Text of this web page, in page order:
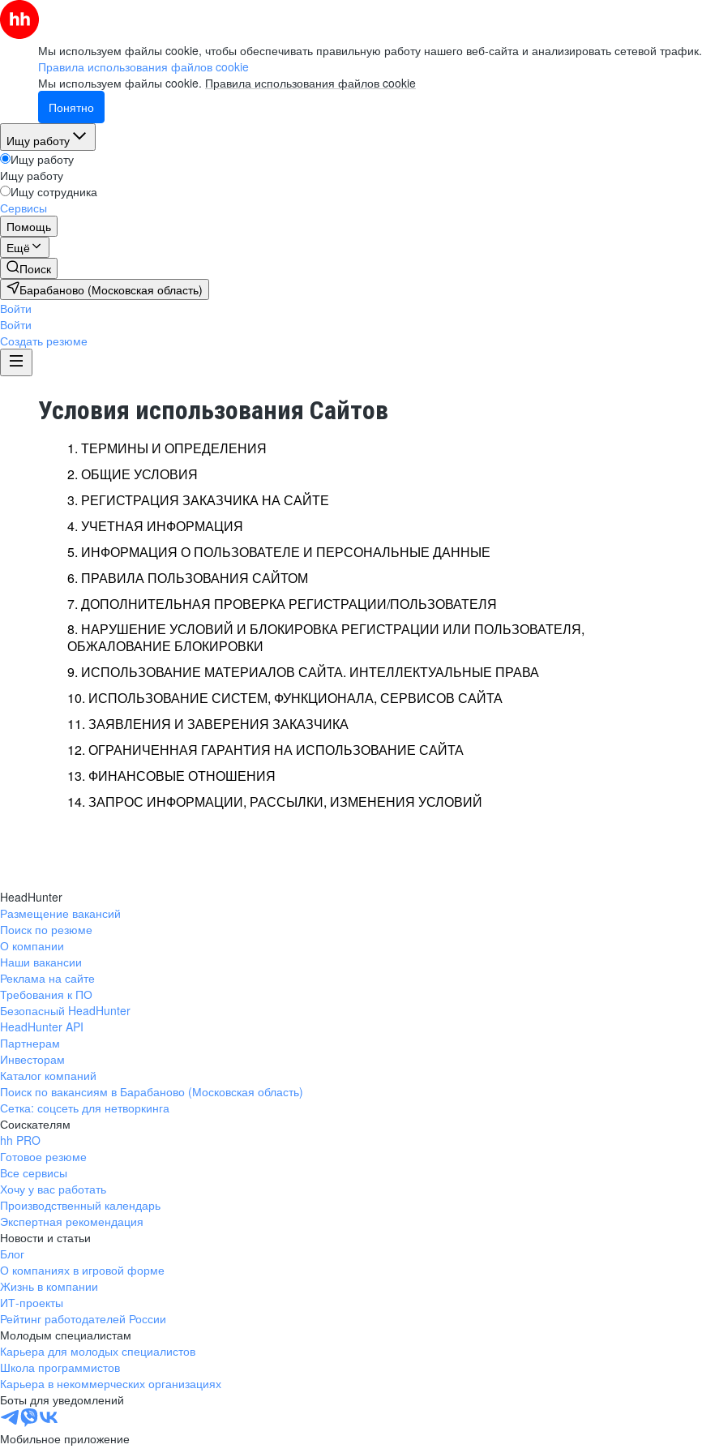
Мы используем файлы cookie, чтобы обеспечивать правильную работу нашего веб-сайта и анализировать сетевой трафик.
Правила использования файлов cookie
Мы используем файлы cookie. Правила использования файлов cookie
Понятно
Ищу работу
Ищу работу
Ищу работу
Ищу сотрудника
Сервисы
Помощь
Ещё
Поиск
Барабаново (Московская область)
Войти
Войти
Создать резюме
Условия использования Сайтов
1. ТЕРМИНЫ И ОПРЕДЕЛЕНИЯ
2. ОБЩИЕ УСЛОВИЯ
3. РЕГИСТРАЦИЯ ЗАКАЗЧИКА НА САЙТЕ
4. УЧЕТНАЯ ИНФОРМАЦИЯ
5. ИНФОРМАЦИЯ О ПОЛЬЗОВАТЕЛЕ И ПЕРСОНАЛЬНЫЕ ДАННЫЕ
6. ПРАВИЛА ПОЛЬЗОВАНИЯ САЙТОМ
7. ДОПОЛНИТЕЛЬНАЯ ПРОВЕРКА РЕГИСТРАЦИИ/ПОЛЬЗОВАТЕЛЯ
8. НАРУШЕНИЕ УСЛОВИЙ И БЛОКИРОВКА РЕГИСТРАЦИИ ИЛИ ПОЛЬЗОВАТЕЛЯ,
ОБЖАЛОВАНИЕ БЛОКИРОВКИ
9. ИСПОЛЬЗОВАНИЕ МАТЕРИАЛОВ САЙТА. ИНТЕЛЛЕКТУАЛЬНЫЕ ПРАВА
10. ИСПОЛЬЗОВАНИЕ СИСТЕМ, ФУНКЦИОНАЛА, СЕРВИСОВ САЙТА
11. ЗАЯВЛЕНИЯ И ЗАВЕРЕНИЯ ЗАКАЗЧИКА
12. ОГРАНИЧЕННАЯ ГАРАНТИЯ НА ИСПОЛЬЗОВАНИЕ САЙТА
13. ФИНАНСОВЫЕ ОТНОШЕНИЯ
14. ЗАПРОС ИНФОРМАЦИИ, РАССЫЛКИ, ИЗМЕНЕНИЯ УСЛОВИЙ
HeadHunter
Размещение вакансий
Поиск по резюме
О компании
Наши вакансии
Реклама на сайте
Требования к ПО
Безопасный HeadHunter
HeadHunter API
Партнерам
Инвесторам
Каталог компаний
Поиск по вакансиям в Барабаново (Московская область)
Сетка: соцсеть для нетворкинга
Соискателям
hh PRO
Готовое резюме
Все сервисы
Хочу у вас работать
Производственный календарь
Экспертная рекомендация
Новости и статьи
Блог
О компаниях в игровой форме
Жизнь в компании
ИТ-проекты
Рейтинг работодателей России
Молодым специалистам
Карьера для молодых специалистов
Школа программистов
Карьера в некоммерческих организациях
Боты для уведомлений
Мобильное приложение